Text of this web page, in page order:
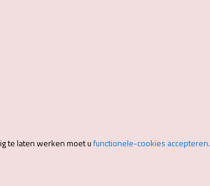
te laten werken moet ufunctionele-cookies accepteren.